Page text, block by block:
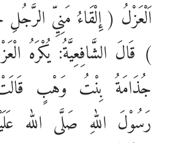
اَلْعَزْلُ ( إِلْقَاءُ مَنِيِّ
) قَالَ الشَّافِعِيَّةُ: يُكْرَهُ
جُذَامَةُ بِنْتُ وَهْبٍ
رَسُوْلَ اللهِ صَلَّى الله